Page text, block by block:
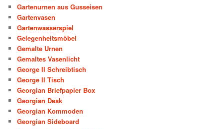
Gartenurnen aus Gusseisen
Gartenvasen
Gartenwasserspiel
Gelegenheitsmöbel
Gemalte Urnen
Gemaltes Vasenlicht
George II Schreibtisch
George II Tisch
Georgian Briefpapier Box
Georgian Desk
Georgian Kommoden
Georgian Sideboard